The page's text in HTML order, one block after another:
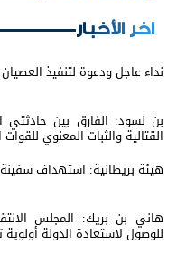
اخر الأخبار
نداء عاجل ودعوة لتنفيذ
بن لسود: الفارق بين
القتالية والثبات المعنوي للقوات
هيئة بريطانية: استهداف
هاني بن بريك: المجلس
للوصول لاستعادة الدولة